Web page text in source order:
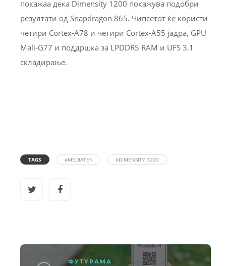
покажаа дека Dimensity 1200 покажува подобри
резултати од Snapdragon 865. Чипсетот ќе користи
четири Cortex-A78 и четири Cortex-A55 јадра, GPU
Mali-G77 и поддршка за LPDDR5 RAM и UFS 3.1
складирање.
TAGS #MEDIATEK #DIMENSITY 1200
ФУТУРАМА